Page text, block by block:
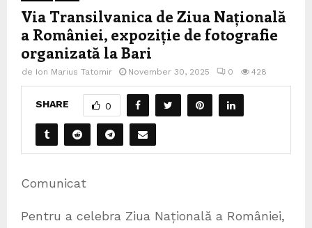
Via Transilvanica de Ziua Națională
a României, expoziție de fotografie
organizată la Bari
de Ion Marius Tatomir November 30, 2025 0 428
SHARE 0
Comunicat
Pentru a celebra Ziua Națională a României,